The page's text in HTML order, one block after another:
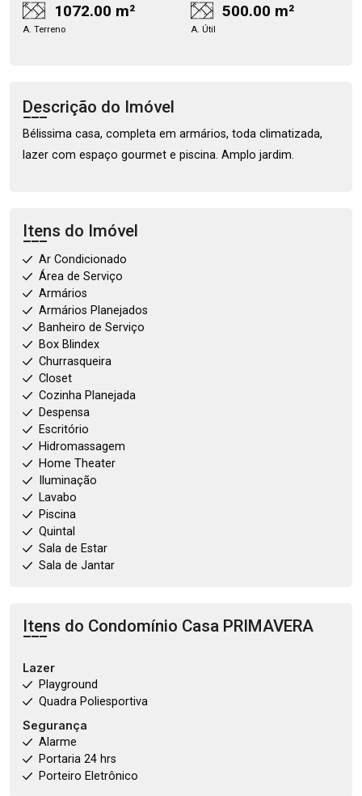
1072.00 m²
A. Terreno
500.00 m²
A. Útil
Descrição do Imóvel
Bélissima casa, completa em armários, toda climatizada,
lazer com espaço gourmet e piscina. Amplo jardim.
Itens do Imóvel
Ar Condicionado
Área de Serviço
Armários
Armários Planejados
Banheiro de Serviço
Box Blindex
Churrasqueira
Closet
Cozinha Planejada
Despensa
Escritório
Hidromassagem
Home Theater
Iluminação
Lavabo
Piscina
Quintal
Sala de Estar
Sala de Jantar
Itens do Condomínio Casa PRIMAVERA
Lazer
Playground
Quadra Poliesportiva
Segurança
Alarme
Portaria 24 hrs
Porteiro Eletrônico